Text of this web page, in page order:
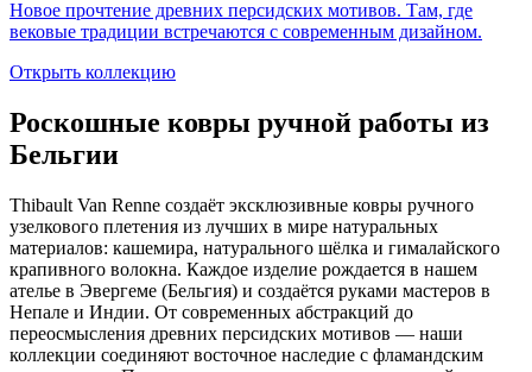
Новое прочтение древних персидских мотивов. Там, где
вековые традиции встречаются с современным дизайном.
Открыть коллекцию
Роскошные ковры ручной работы из
Бельгии
Thibault Van Renne создаёт эксклюзивные ковры ручного
узелкового плетения из лучших в мире натуральных
материалов: кашемира, натурального шёлка и гималайского
крапивного волокна. Каждое изделие рождается в нашем
ателье в Эвергеме (Бельгия) и создаётся руками мастеров в
Непале и Индии. От современных абстракций до
переосмысления древних персидских мотивов — наши
коллекции соединяют восточное наследие с фламандским